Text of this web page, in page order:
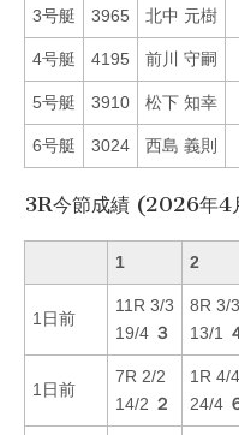
3号艇 3965 北中 元樹
4号艇 4195 前川 守嗣
5号艇 3910 松下 知幸
6号艇 3024 西島 義則
3R今節成績 (2026年4
1 2
1日前
11R 3/3
19/4 ３
8R 3/3
13/1
1日前
7R 2/2
14/2 ２
1R 4/4
24/4